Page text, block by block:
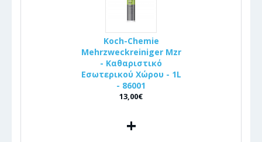
Koch-Chemie
Mehrzweckreiniger Mzr
- Καθαριστικό
Εσωτερικού Χώρου - 1L
- 86001
13,00€
+